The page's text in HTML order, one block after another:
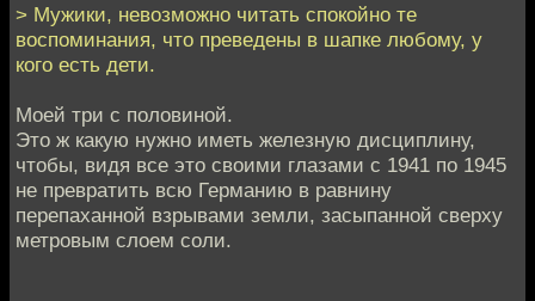
> Мужики, невозможно читать спокойно те
воспоминания, что преведены в шапке любому, у
кого есть дети.
Моей три с половиной.
Это ж какую нужно иметь железную дисциплину,
чтобы, видя все это своими глазами с 1941 по 1945
не превратить всю Германию в равнину
перепаханной взрывами земли, засыпанной сверху
метровым слоем соли.